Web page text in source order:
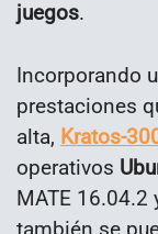
juegos.
Incorporando
prestaciones
alta, Kratos-
operativos
MATE 16.04.2
también se